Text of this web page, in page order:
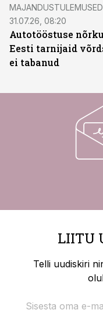
MAJANDUSTULEMUSED
31.07.26, 08:20
Autotööstuse
Eesti tarnijaid
ei tabanud
LIITU
Telli uudiskiri